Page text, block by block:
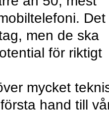
Det
men de ska
för riktigt
mycket
hand till